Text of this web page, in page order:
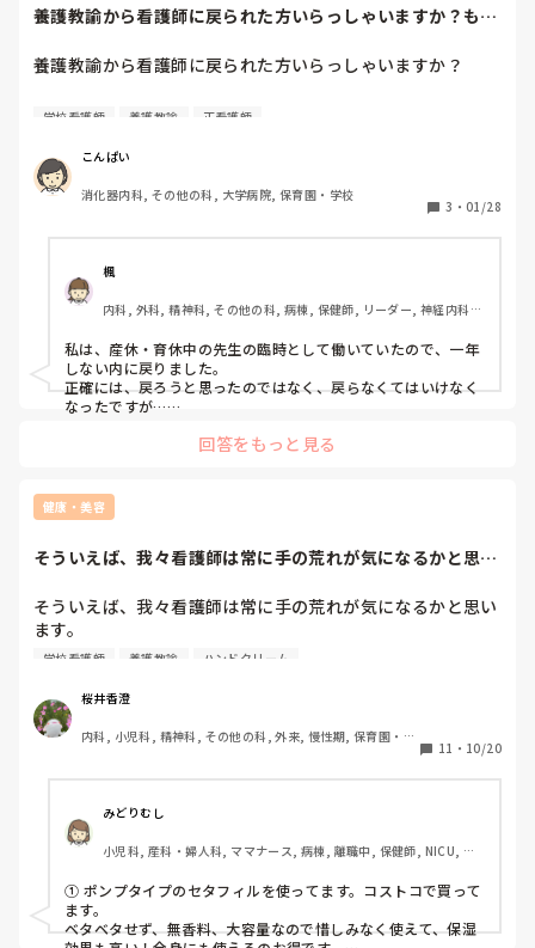
養護教諭から看護師に戻られた方いらっしゃいますか？も
養護教諭から看護師に戻られた方いらっしゃいますか？
もし、いらっしゃればどのような経緯で看護師に戻ろうと思
学校看護師 養護教諭 正看護師
こんぱい
消化器内科, その他の科, 大学病院, 保育園・学校
3 ・ 01/28
楓
内科, 外科, 精神科, その他の科, 病棟, 保健師, リーダー, 神経内科,
私は、産休・育休中の先生の臨時として働いていたので、一年
しない内に戻りました。
正確には、戻ろうと思ったのではなく、戻らなくてはいけなく
なったですが…
さのギャップに慣れるのが一苦労でした…。
回答をもっと見る
健康・美容
そういえば、我々看護師は常に手の荒れが気になるかと思い
そういえば、我々看護師は常に手の荒れが気になるかと思い
ます。
皆さん使ってらっしゃる手荒れ対策って何でしょう？
い！
①クリーム系のハンドクリーム
③オイル系(液体)
学校看護師 養護教諭 ハンドクリーム
桜井香澄
内科, 小児科, 精神科, その他の科, 外来, 慢性期, 保育園・学
11 ・ 10/20
みどりむし
小児科, 産科・婦人科, ママナース, 病棟, 離職中, 保健師, NICU,
① ポンプタイプのセタフィルを使ってます。コストコで買って
ます。
ベタベタせず、無香料、大容量なので惜しみなく使えて、保湿